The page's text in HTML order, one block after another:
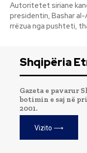
Autoritetet siriane
presidentin, Bashar al-
rrëzua nga pushteti,
Shqipëria
Gazeta e pavarur
botimin e saj në
2001.
Vizito ⟶